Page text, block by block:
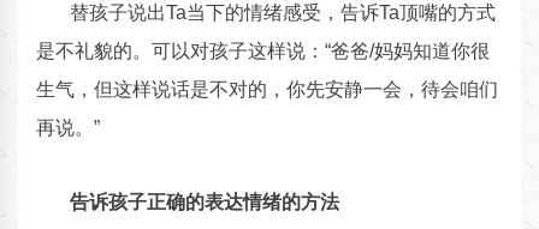
替孩子说出Ta当下的情绪感受，告诉Ta顶嘴的方式
是不礼貌的。可以对孩子这样说：“爸爸/妈妈知道你很
生气，但这样说话是不对的，你先安静一会，待会咱们
再说。”
告诉孩子正确的表达情绪的方法